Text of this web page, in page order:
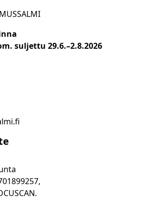
suljettu 29.6.–2.8.2026